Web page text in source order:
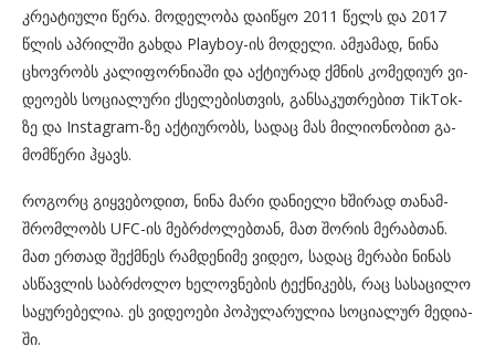
კრე­ა­ტი­უ­ლი წერა. მო­დე­ლო­ბა და­ი­წყო 2011 წელს და 2017
წლის აპ­რილ­ში გახ­და Playboy-ის მო­დე­ლი. ამ­ჟა­მად, ნინა
ცხოვ­რობს კა­ლი­ფორ­ნი­ა­ში და აქ­ტი­უ­რად ქმნის კო­მე­დი­ურ ვი­
დე­ო­ებს სო­ცი­ა­ლუ­რი ქსე­ლე­ბის­თვის, გან­სა­კუთ­რე­ბით TikTok-
ზე და Instagram-ზე აქ­ტი­უ­რობს, სა­დაც მას მი­ლი­ო­ნო­ბით გა­
მომ­წე­რი ჰყავს.
რო­გორც გიყ­ვე­ბო­დით, ნინა მარი და­ნი­ე­ლი ხში­რად თა­ნამ­
შრომ­ლობს UFC-ის მებ­რძო­ლებ­თან, მათ შო­რის მე­რაბ­თან.
მათ ერ­თად შექ­მნეს რამ­დე­ნი­მე ვი­დეო, სა­დაც მე­რა­ბი ნი­ნას
ას­წავ­ლის საბ­რძო­ლო ხე­ლოვ­ნე­ბის ტექ­ნი­კებს, რაც სა­სა­ცი­ლო
სა­ყუ­რე­ბე­ლია. ეს ვი­დე­ო­ე­ბი პო­პუ­ლა­რუ­ლია სო­ცი­ა­ლურ მე­დი­ა­
ში.